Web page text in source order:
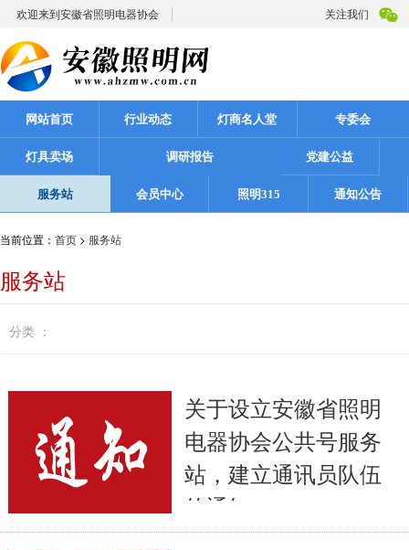
欢迎来到安徽省照明电器协会 关注我们
网站首页 行业动态 灯商名人堂 专委会
灯具卖场 调研报告 党建公益
服务站 会员中心 照明315 通知公告
当前位置： 首页 > 服务站
服务站
分类 ：
关于设立安徽省照明
电器协会公共号服务
站，建立通讯员队伍
的通知